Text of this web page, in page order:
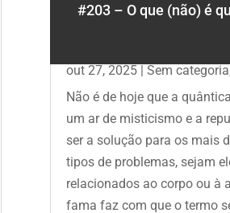
#203 – O que (não) é
out 27, 2025| Sem categoria
Não é de hoje que a
um ar de misticismo e a
ser a solução para os mais
tipos de problemas, sejam
relacionados ao corpo ou à
fama faz com que o termo